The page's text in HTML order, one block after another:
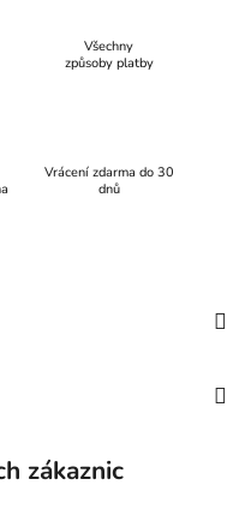
Všechny
způsoby platby
Vrácení zdarma do 30
dnů
zákaznic